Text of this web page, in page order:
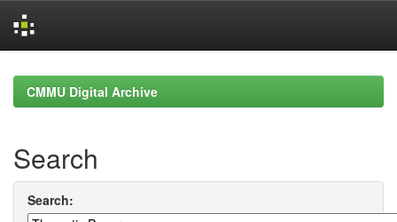
navigationCMMU Digital Archive
Search
Search: